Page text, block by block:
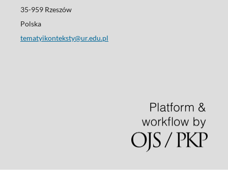
35-959 Rzeszów
Polska
tematyikonteksty@ur.edu.pl